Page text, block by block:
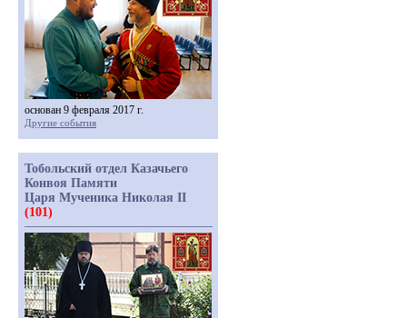
основан 9 февраля 2017 г.
Другие события
Тобольский отдел Казачьего
Конвоя Памяти
Царя Мученика Николая II
(101)